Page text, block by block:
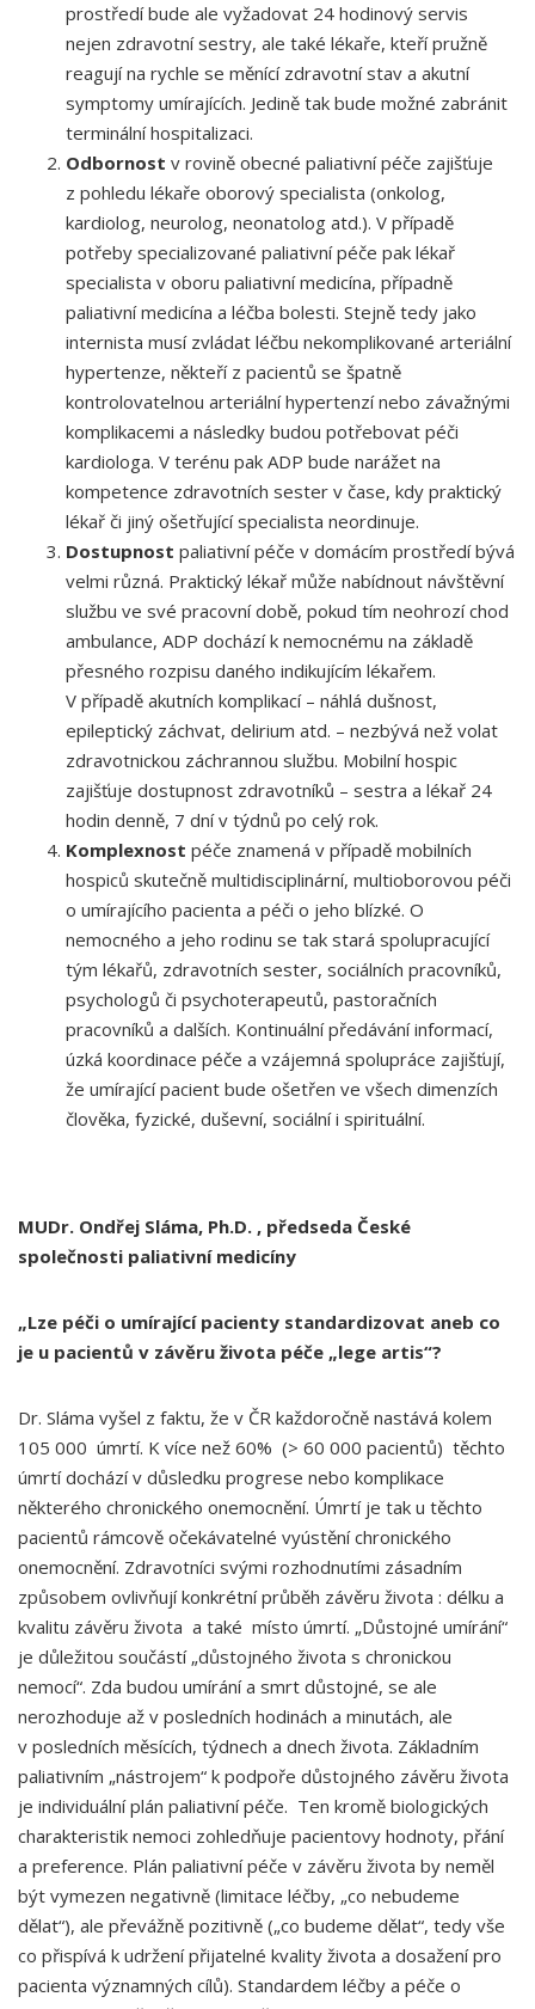
prostředí bude ale vyžadovat 24 hodinový servis
nejen zdravotní sestry, ale také lékaře, kteří pružně
reagují na rychle se měnící zdravotní stav a akutní
symptomy umírajících. Jedině tak bude možné zabránit
terminální hospitalizaci.
Odbornost v rovině obecné paliativní péče zajišťuje
z pohledu lékaře oborový specialista (onkolog,
kardiolog, neurolog, neonatolog atd.). V případě
potřeby specializované paliativní péče pak lékař
specialista v oboru paliativní medicína, případně
paliativní medicína a léčba bolesti. Stejně tedy jako
internista musí zvládat léčbu nekomplikované arteriální
hypertenze, někteří z pacientů se špatně
kontrolovatelnou arteriální hypertenzí nebo závažnými
komplikacemi a následky budou potřebovat péči
kardiologa. V terénu pak ADP bude narážet na
kompetence zdravotních sester v čase, kdy praktický
lékař či jiný ošetřující specialista neordinuje.
Dostupnost paliativní péče v domácím prostředí bývá
velmi různá. Praktický lékař může nabídnout návštěvní
službu ve své pracovní době, pokud tím neohrozí chod
ambulance, ADP dochází k nemocnému na základě
přesného rozpisu daného indikujícím lékařem.
V případě akutních komplikací – náhlá dušnost,
epileptický záchvat, delirium atd. – nezbývá než volat
zdravotnickou záchrannou službu. Mobilní hospic
zajišťuje dostupnost zdravotníků – sestra a lékař 24
hodin denně, 7 dní v týdnů po celý rok.
Komplexnost péče znamená v případě mobilních
hospiců skutečně multidisciplinární, multioborovou péči
o umírajícího pacienta a péči o jeho blízké. O
nemocného a jeho rodinu se tak stará spolupracující
tým lékařů, zdravotních sester, sociálních pracovníků,
psychologů či psychoterapeutů, pastoračních
pracovníků a dalších. Kontinuální předávání informací,
úzká koordinace péče a vzájemná spolupráce zajišťují,
že umírající pacient bude ošetřen ve všech dimenzích
člověka, fyzické, duševní, sociální i spirituální.
MUDr. Ondřej Sláma, Ph.D. , předseda České
společnosti paliativní medicíny
„Lze péči o umírající pacienty standardizovat aneb co
je u pacientů v závěru života péče „lege artis“?
Dr. Sláma vyšel z faktu, že v ČR každoročně nastává kolem
105 000 úmrtí. K více než 60% (> 60 000 pacientů) těchto
úmrtí dochází v důsledku progrese nebo komplikace
některého chronického onemocnění. Úmrtí je tak u těchto
pacientů rámcově očekávatelné vyústění chronického
onemocnění. Zdravotníci svými rozhodnutími zásadním
způsobem ovlivňují konkrétní průběh závěru života : délku a
kvalitu závěru života a také místo úmrtí. „Důstojné umírání“
je důležitou součástí „důstojného života s chronickou
nemocí“. Zda budou umírání a smrt důstojné, se ale
nerozhoduje až v posledních hodinách a minutách, ale
v posledních měsících, týdnech a dnech života. Základním
paliativním „nástrojem“ k podpoře důstojného závěru života
je individuální plán paliativní péče. Ten kromě biologických
charakteristik nemoci zohledňuje pacientovy hodnoty, přání
a preference. Plán paliativní péče v závěru života by neměl
být vymezen negativně (limitace léčby, „co nebudeme
dělat“), ale převážně pozitivně („co budeme dělat“, tedy vše
co přispívá k udržení přijatelné kvality života a dosažení pro
pacienta významných cílů). Standardem léčby a péče o